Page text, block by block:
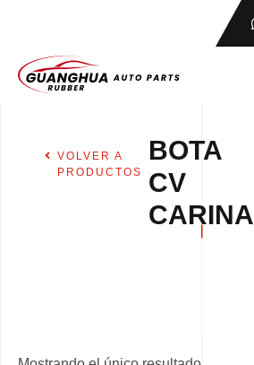
VOLVER A
PRODUCTOS
BOTA
CV
CARINA